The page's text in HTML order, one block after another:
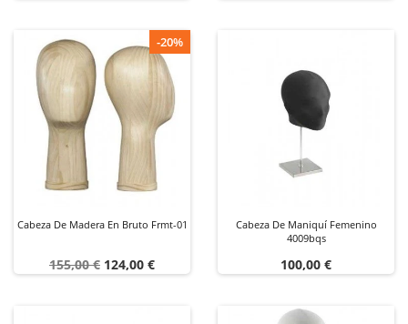
-20%
Cabeza De Madera En Bruto Frmt-01
Precio
155,00 € Precio
124,00 €
Cabeza De Maniquí Femenino
4009bqs
Precio
100,00 €